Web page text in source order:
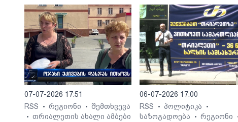
დათმობაზე წავა
ხელისუფლება და ის
ელემენტარული
მოთხოვნა რასაც
თრიალეთი ითხოვს
დააკმაყოფილებს.“. -
სურმანიძე. ტვ 25-ის
დამფუძნებელი.
07-07-2026 17:51
RSS
• რეგიონი • შემთხვევა
• თრიალეთის ახალი ამბები
06-07-2026 17:00
RSS
• პოლიტიკა •
საზოგადოება • რეგიონი